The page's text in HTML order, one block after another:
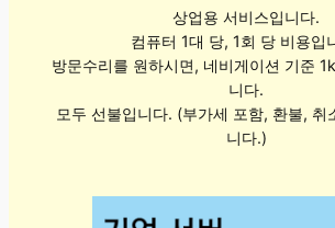
상업용 서비스입니다.
컴퓨터 1대 당, 1회 당 비용입
방문수리를 원하시면, 네비게이션 기준
니다.
모두 선불입니다. (부가세 포함, 환불, 취
니다.)